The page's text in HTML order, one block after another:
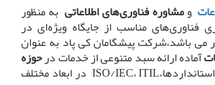
ومشاوره فناوری‌های اطلاعاتی به منظور
فناوری‌های مناسب از جایگاه ویژه‌ای در
می باشد،شرکت پیشگامان کی پاد به عنوان
آماده ارائه سبد متنوعی از خدمات درحوزه
و استقرار استانداردها،ISO/IEC، ITIL در ابعاد مختلف